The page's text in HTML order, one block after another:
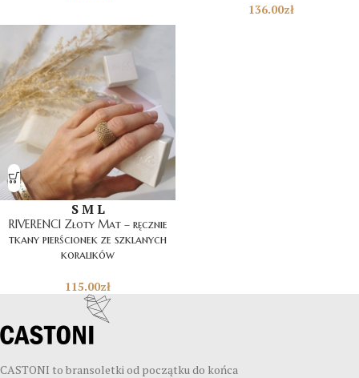
136.00zł
SML
RIVERENCI Złoty Mat – ręcznie
tkany pierścionek ze szklanych
koralików
115.00zł
CASTONI to bransoletki od początku do końca